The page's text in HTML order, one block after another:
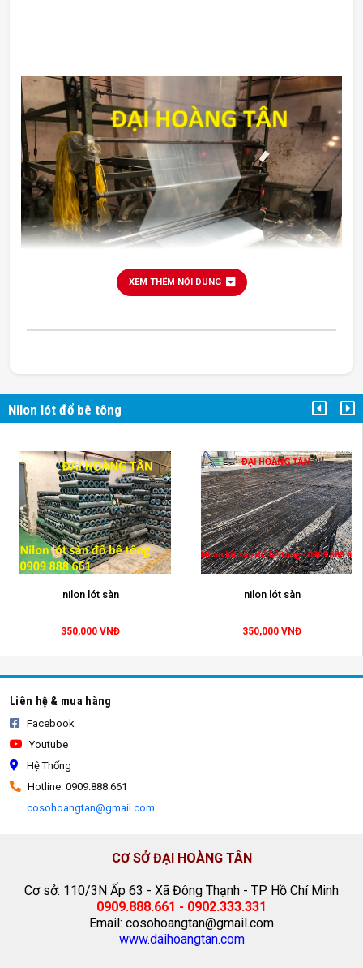
thấm tốt, dùng lót trước khi đổ bê tông nhằm tránh mất
nước bê tông, giá thành rẻ nên nhiều nhà thầu tin
tưởng và sử dụng.
Sản phẩm ni lông lót sàn đổ bê tông của chúng tôi
được sản xuất trực tiếp, giá thành rẻ, tiết kiệm cho quý
khách hàng. Chúng tôi nhận sản xuất theo đơn đặt
kích thước khổ. Giao hàng tận công trường cho quý
Màu sắc: trắng trong, trắng sữa, xanh đen, đen.
Kích thước khổ nilon lót đổ bê tông từ 1m đến 6m.
Đại Hoàng Tân là đơn vị chuyên sản xuất cung cấp
chống thấm, nilon lót nền.
XEM THÊM NỘI DUNG
Nilon lót đổ bê tông
nilon lót sàn
350,000 VNĐ
nilon lót sàn
350,000 VNĐ
Liên hệ & mua hàng
Facebook
Youtube
Hệ Thống
Hotline: 0909.888.661
cosohoangtan@gmail.com
CƠ SỞ ĐẠI HOÀNG TÂN
Cơ sở: 110/3N Ấp 63 - Xã Đông Thạnh - TP Hồ Chí Minh
0909.888.661 - 0902.333.331
Email: cosohoangtan@gmail.com
www.daihoangtan.com